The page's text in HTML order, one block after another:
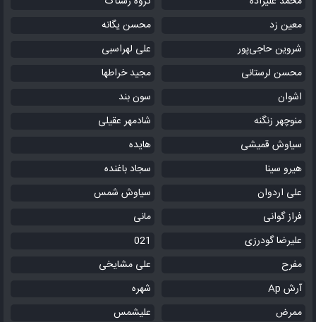
معین زد
محسن یگانه
شروین حاجی‌پور
علی لهراسبی
محسن لرستانی
مجید خراطها
اشوان
سون بند
منوچهر زنگنه
شادمهر عقیلی
سیاوش قمیشی
هایده
هیرو سینا
سجاد باغنده
علی اردوان
سیاوش شمس
فراز گوانی
مانی
علیرضا گودرزی
021
مفرح
علی مشایخی
آرش Ap
شهره
ممرض
علیشمس